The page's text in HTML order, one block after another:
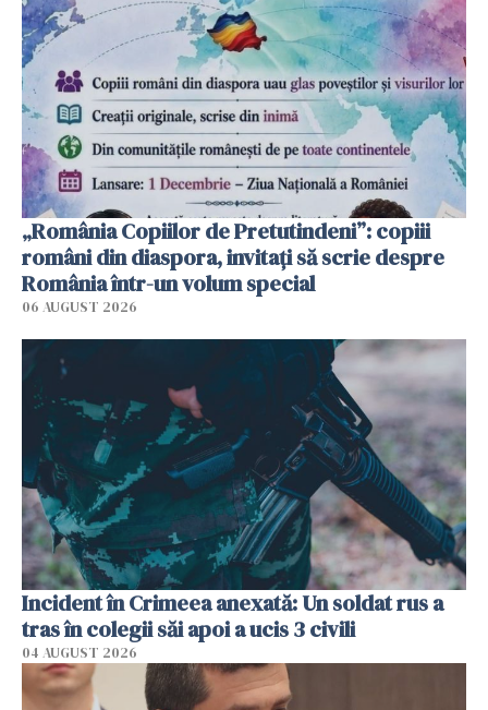
„România Copiilor de Pretutindeni”: copiii
români din diaspora, invitați să scrie despre
România într-un volum special
06 AUGUST 2026
Incident în Crimeea anexată: Un soldat rus a
tras în colegii săi apoi a ucis 3 civili
04 AUGUST 2026